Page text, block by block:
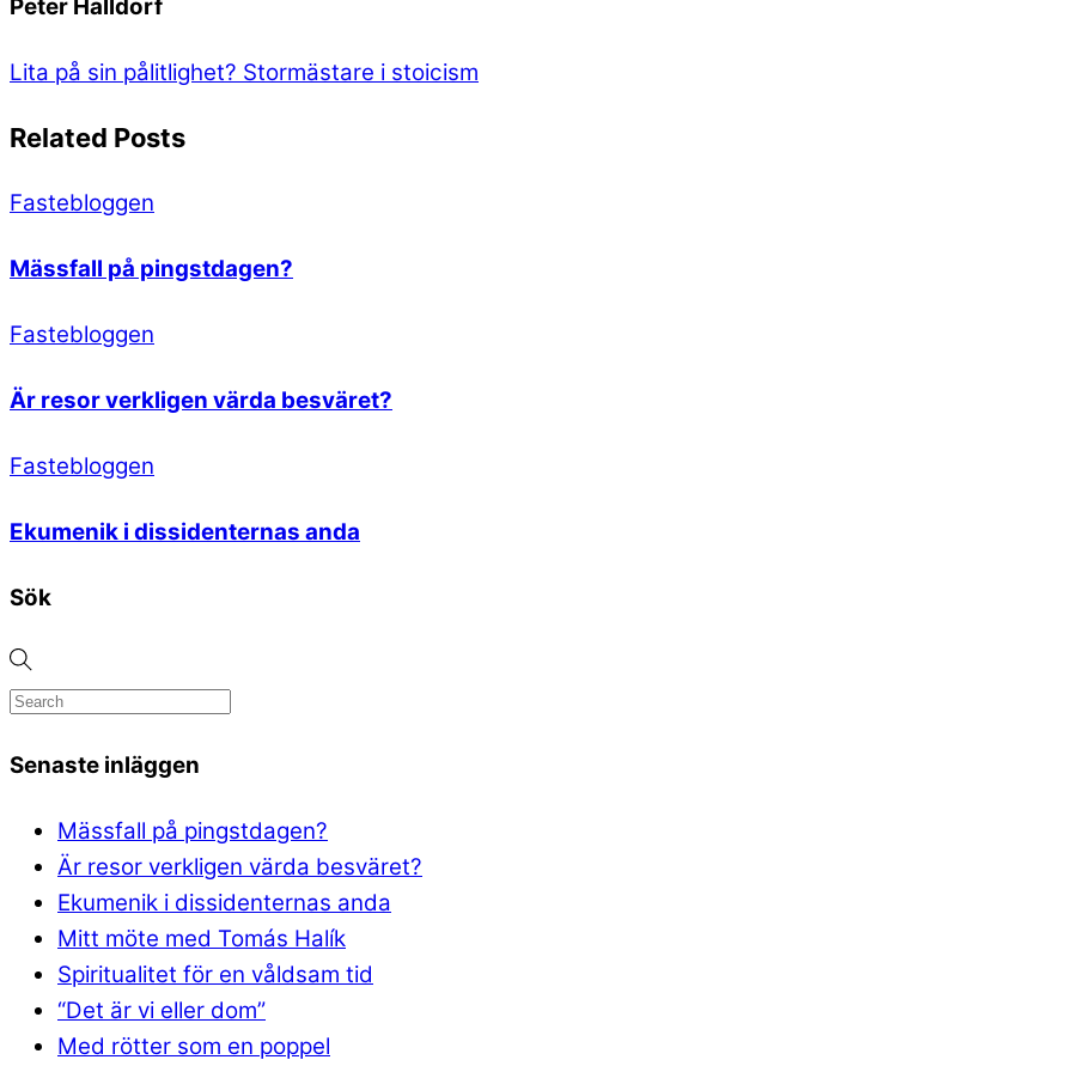
Peter Halldorf
Lita på sin pålitlighet? Stormästare i stoicism
Related Posts
Fastebloggen
Mässfall på pingstdagen?
Fastebloggen
Är resor verkligen värda besväret?
Fastebloggen
Ekumenik i dissidenternas anda
Sök
Senaste inläggen
Mässfall på pingstdagen?
Är resor verkligen värda besväret?
Ekumenik i dissidenternas anda
Mitt möte med Tomás Halík
Spiritualitet för en våldsam tid
“Det är vi eller dom”
Med rötter som en poppel